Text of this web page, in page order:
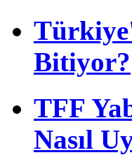
Bitiyor?
TFF
Nasıl